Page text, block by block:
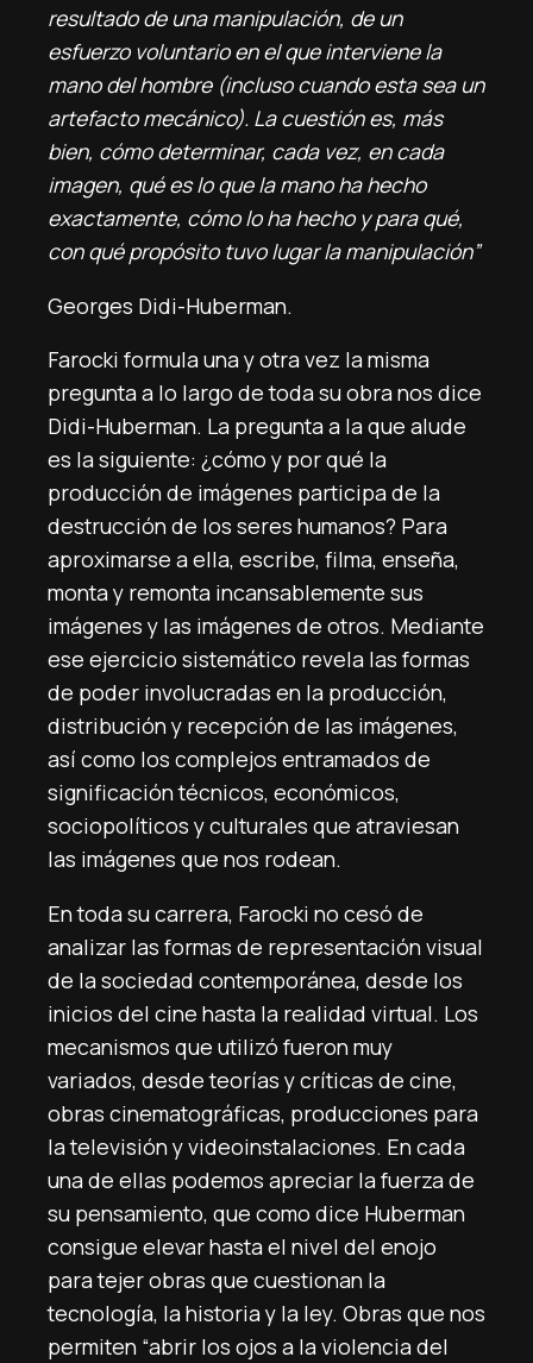
resultado de una manipulación, de un
esfuerzo voluntario en el que interviene la
mano del hombre (incluso cuando esta sea un
artefacto mecánico). La cuestión es, más
bien, cómo determinar, cada vez, en cada
imagen, qué es lo que la mano ha hecho
exactamente, cómo lo ha hecho y para qué,
con qué propósito tuvo lugar la manipulación”
Georges Didi-Huberman.
Farocki formula una y otra vez la misma
pregunta a lo largo de toda su obra nos dice
Didi-Huberman. La pregunta a la que alude
es la siguiente: ¿cómo y por qué la
producción de imágenes participa de la
destrucción de los seres humanos? Para
aproximarse a ella, escribe, filma, enseña,
monta y remonta incansablemente sus
imágenes y las imágenes de otros. Mediante
ese ejercicio sistemático revela las formas
de poder involucradas en la producción,
distribución y recepción de las imágenes,
así como los complejos entramados de
significación técnicos, económicos,
sociopolíticos y culturales que atraviesan
las imágenes que nos rodean.
En toda su carrera, Farocki no cesó de
analizar las formas de representación visual
de la sociedad contemporánea, desde los
inicios del cine hasta la realidad virtual. Los
mecanismos que utilizó fueron muy
variados, desde teorías y críticas de cine,
obras cinematográficas, producciones para
la televisión y videoinstalaciones. En cada
una de ellas podemos apreciar la fuerza de
su pensamiento, que como dice Huberman
consigue elevar hasta el nivel del enojo
para tejer obras que cuestionan la
tecnología, la historia y la ley. Obras que nos
permiten “abrir los ojos a la violencia del